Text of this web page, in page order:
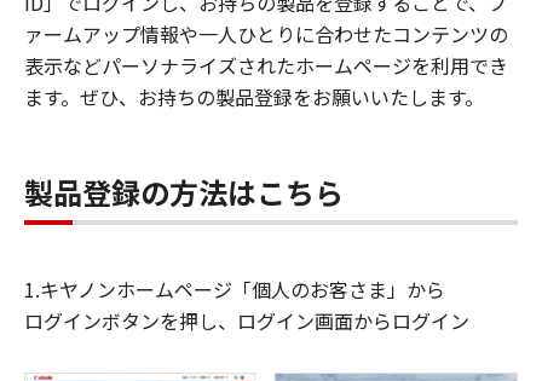
ァームアップ情報や一人ひとりに合わせたコンテンツの
表示などパーソナライズされたホームページを利用でき
ます。ぜひ、お持ちの製品登録をお願いいたします。
製品登録の方法はこちら
1.キヤノンホームページ「個人のお客さま」から
ログインボタンを押し、ログイン画面からログイン